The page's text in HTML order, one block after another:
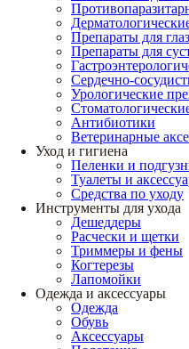
Препараты для
Препараты для
Сердечно-
Урологические
Антибиотики
Ветеринарные
Уход и гигиена
Пеленки и
Туалеты и
Средства по уходу
Инструменты для ухода
Дешеддеры
Расчески и щетки
Триммеры и фены
Когтерезы
Лапомойки
Одежда и аксессуары
Одежда
Обувь
Аксессуары